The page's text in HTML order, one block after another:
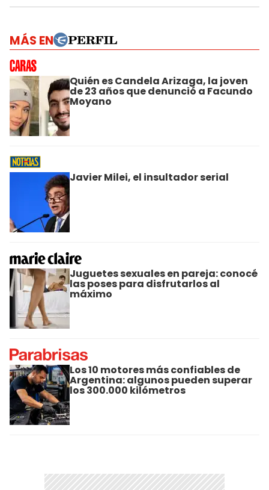
MÁS EN
Quién es Candela Arizaga, la joven
de 23 años que denunció a Facundo
Moyano
Javier Milei, el insultador serial
Juguetes sexuales en pareja: conocé
las poses para disfrutarlos al
máximo
Los 10 motores más confiables de
Argentina: algunos pueden superar
los 300.000 kilómetros